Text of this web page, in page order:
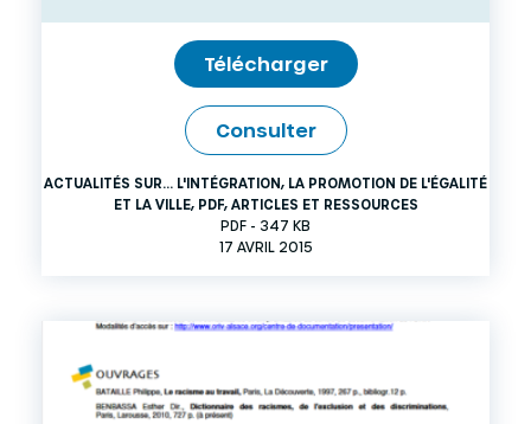
Télécharger
Consulter
ACTUALITÉS SUR... L'INTÉGRATION, LA PROMOTION DE L'ÉGALITÉ
ET LA VILLE, PDF, ARTICLES ET RESSOURCES
PDF - 347 KB
17 AVRIL 2015